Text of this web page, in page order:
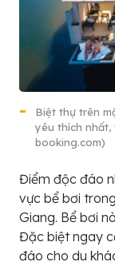
Biệt thự trên
yêu thích nhất,
booking.com)
Điểm độc đáo
vực bể bơi
Giang. Bể bơi
Đặc biệt ngay
đáo cho du